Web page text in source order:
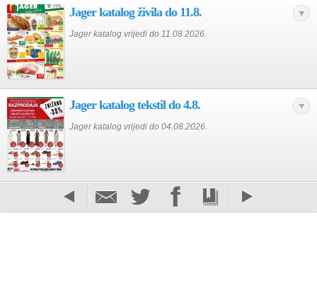
Jager katalog živila do 11.8.
Jager katalog vrijedi do 11.08.2026.
Jager katalog tekstil do 4.8.
Jager katalog vrijedi do 04.08.2026.